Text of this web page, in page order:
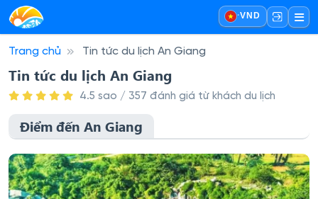
·VND
Trang chủ Tin tức du lịch An Giang
Tin tức du lịch An Giang
4.5 sao / 357 đánh giá từ khách du lịch
Điểm đến An Giang